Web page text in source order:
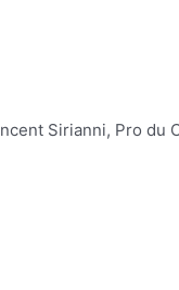
Sirianni, Pro du